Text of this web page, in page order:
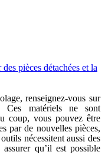
renseignez-vous sur
Ces matériels ne sont
coup, vous pouvez être
par de nouvelles pièces,
nécessitent aussi des
qu’il est possible